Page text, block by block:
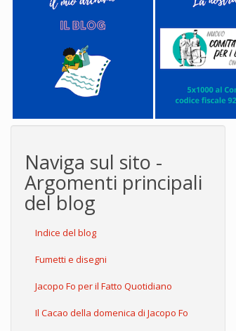
Naviga sul sito -
Argomenti principali
del blog
Indice del blog
Fumetti e disegni
Jacopo Fo per il Fatto Quotidiano
Il Cacao della domenica di Jacopo Fo